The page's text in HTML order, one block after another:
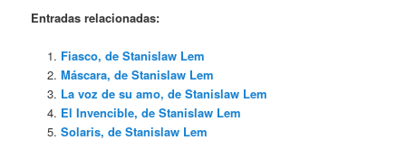
Entradas relacionadas:
Fiasco, de Stanislaw Lem
Máscara, de Stanislaw Lem
La voz de su amo, de Stanislaw Lem
El Invencible, de Stanislaw Lem
Solaris, de Stanislaw Lem